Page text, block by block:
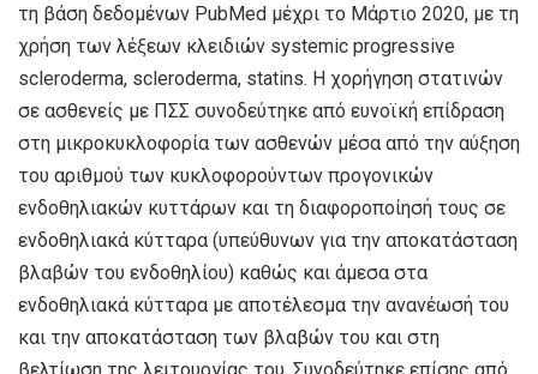
τη βάση δεδομένων PubMed μέχρι το Μάρτιο 2020, με τη
χρήση των λέξεων κλειδιών systemic progressive
scleroderma, scleroderma, statins. Η χορήγηση στατινών
σε ασθενείς με ΠΣΣ συνοδεύτηκε από ευνοϊκή επίδραση
στη μικροκυκλοφορία των ασθενών μέσα από την αύξηση
του αριθμού των κυκλοφορούντων προγονικών
ενδοθηλιακών κυττάρων και τη διαφοροποίησή τους σε
ενδοθηλιακά κύτταρα (υπεύθυνων για την αποκατάσταση
βλαβών του ενδοθηλίου) καθώς και άμεσα στα
ενδοθηλιακά κύτταρα με αποτέλεσμα την ανανέωσή του
και την αποκατάσταση των βλαβών του και στη